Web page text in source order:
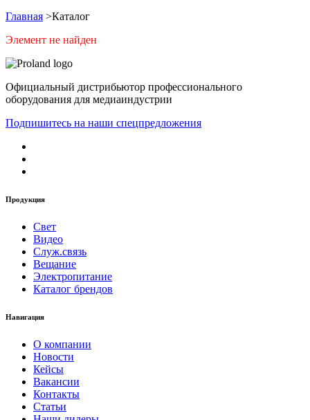
Главная >Каталог
Элемент не найден
Официальный дистрибьютор профессионального
оборудования для медиаиндустрии
Подпишитесь на наши спецпредложения
Продукция
Свет
Видео
Служ.связь
Вещание
Электропитание
Каталог брендов
Навигация
О компании
Новости
Кейсы
Вакансии
Контакты
Статьи